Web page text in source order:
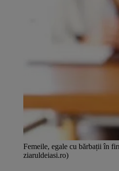
Femeile, egale cu bărbații în
ziaruldeiasi.ro)